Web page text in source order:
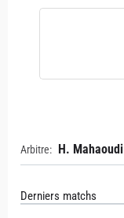
Arbitre: H. Mahaoudi
Derniers matchs